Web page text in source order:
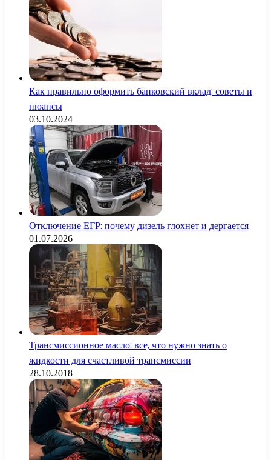
Как правильно оформить банковский вклад: советы и
нюансы
03.10.2024
Отключение ЕГР: почему дизель глохнет и дергается
01.07.2026
Трансмиссионное масло: все, что нужно знать о
жидкости для счастливой трансмиссии
28.10.2018